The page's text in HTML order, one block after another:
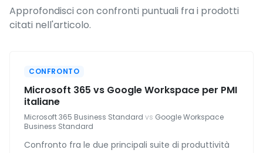
Approfondisci con confronti puntuali fra i prodotti
citati nell'articolo.
CONFRONTO
Microsoft 365 vs Google Workspace per PMI
italiane
Microsoft 365 Business Standard vs Google Workspace
Business Standard
Confronto fra le due principali suite di produttività